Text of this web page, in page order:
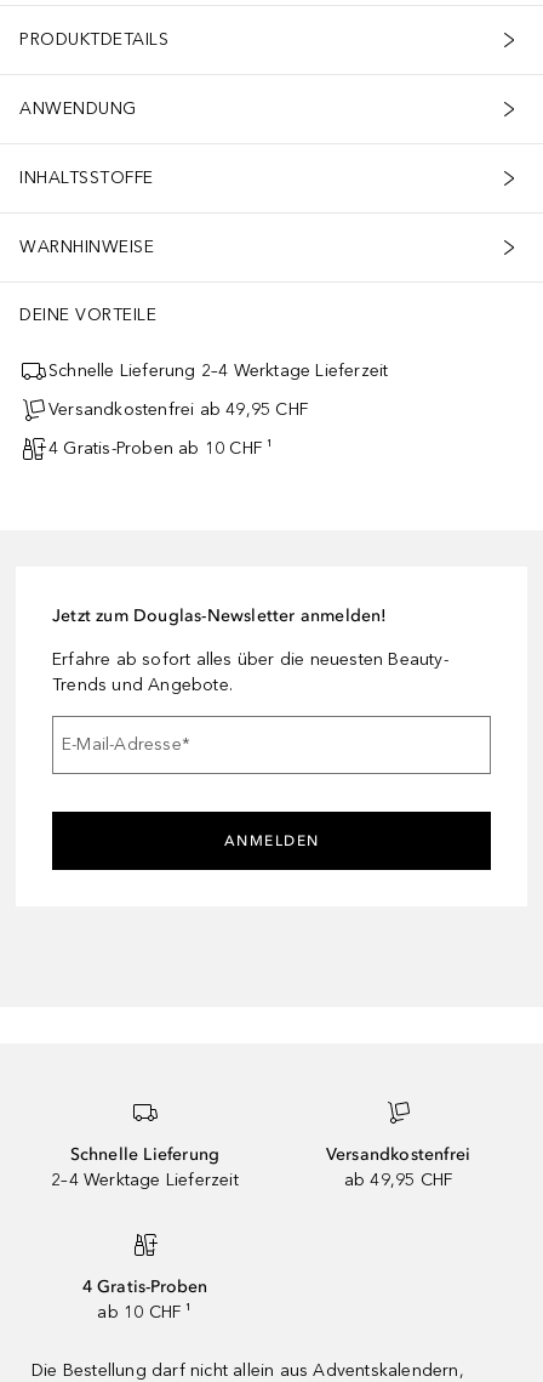
PRODUKTDETAILS
ANWENDUNG
INHALTSSTOFFE
WARNHINWEISE
DEINE VORTEILE
Schnelle Lieferung 2–4 Werktage Lieferzeit
Versandkostenfrei ab 49,95 CHF
4 Gratis-Proben ab 10 CHF ¹
Jetzt zum Douglas-Newsletter anmelden!
Erfahre ab sofort alles über die neuesten Beauty-
Trends und Angebote.
E-Mail-Adresse*
ANMELDEN
Schnelle Lieferung
2–4 Werktage Lieferzeit
Versandkostenfrei
ab 49,95 CHF
4 Gratis-Proben
ab 10 CHF ¹
Die Bestellung darf nicht allein aus Adventskalendern,